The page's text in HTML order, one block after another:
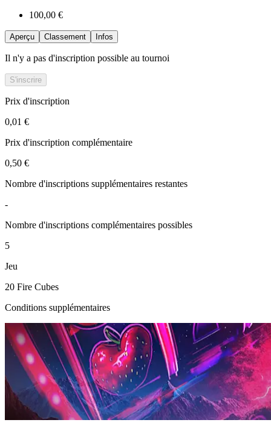
100,00 €
Aperçu Classement Infos
Il n'y a pas d'inscription possible au tournoi
S'inscrire
Prix d'inscription
0,01 €
Prix d'inscription complémentaire
0,50 €
Nombre d'inscriptions supplémentaires restantes
-
Nombre d'inscriptions complémentaires possibles
5
Jeu
20 Fire Cubes
Conditions supplémentaires